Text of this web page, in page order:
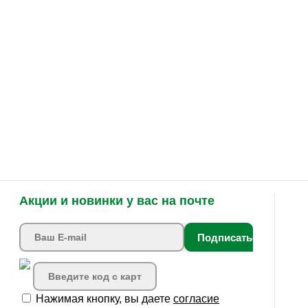
Акции и новинки у вас на почте
Подписаться
Нажимая кнопку, вы даете согласие